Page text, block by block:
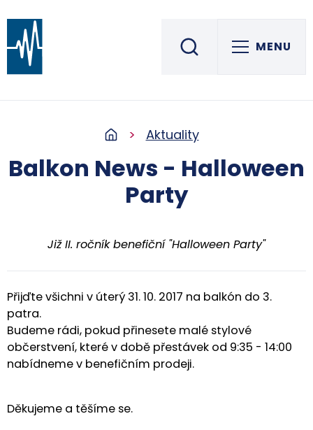
Střední škola informatiky, elektrotechniky a řemesel
ROŽNOV POD RADHOŠTĚM MENU
Aktuality
Balkon News - Halloween
Party
Již II. ročník benefiční "Halloween Party"
Přijďte všichni v úterý 31. 10. 2017 na balkón do 3.
patra.
Budeme rádi, pokud přinesete malé stylové
občerstvení, které v době přestávek od 9:35 - 14:00
nabídneme v benefičním prodeji.
Děkujeme a těšíme se.